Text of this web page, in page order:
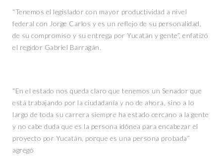
“Tenemos el legislador con mayor productividad a nivel
federal con Jorge Carlos y es un reflejo de su personalidad,
de su compromiso y su entrega por Yucatán y gente”, enfatizó
el regidor Gabriel Barragán.
“En el estado nos queda claro que tenemos un Senador que
está trabajando por la ciudadanía y no de ahora, sino a lo
largo de toda su carrera siempre ha estado cercano a la gente
y no cabe duda que es la persona idónea para encabezar el
proyecto por Yucatán, porque es una persona probada”
agregó